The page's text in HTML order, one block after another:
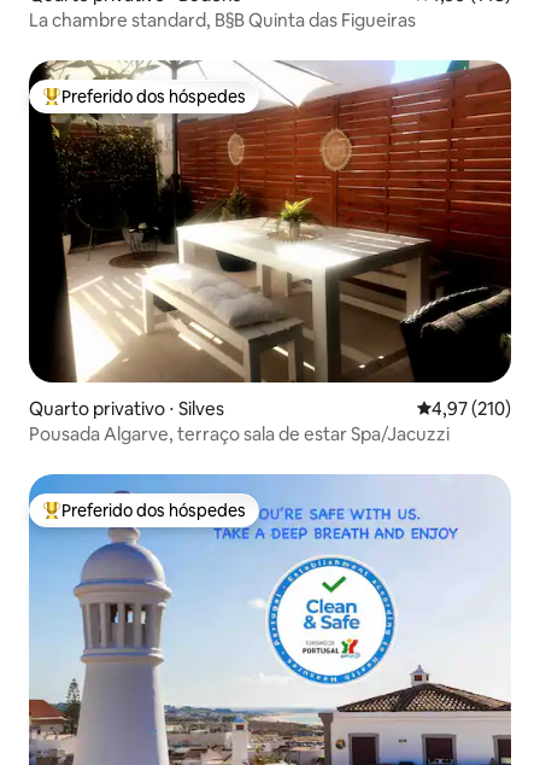
La chambre standard, B§B Quinta das Figueiras
Entre os melhores preferidos dos hóspedes
Preferido dos hóspedes
Quarto privativo ⋅ Silves 4,97 de uma
4,97 (210)
Pousada Algarve, terraço sala de estar Spa/Jacuzzi
Entre os melhores preferidos dos hóspedes
Preferido dos hóspedes